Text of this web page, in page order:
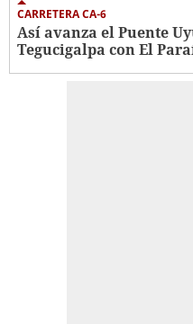
CARRETERA CA-6
Así avanza el Puente
Tegucigalpa con El